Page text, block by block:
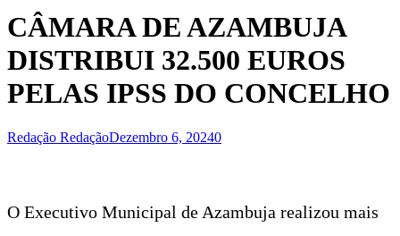
CÂMARA DE AZAMBUJA
DISTRIBUI 32.500 EUROS
PELAS IPSS DO CONCELHO
Redação RedaçãoDezembro 6, 20240
O Executivo Municipal de Azambuja realizou mais